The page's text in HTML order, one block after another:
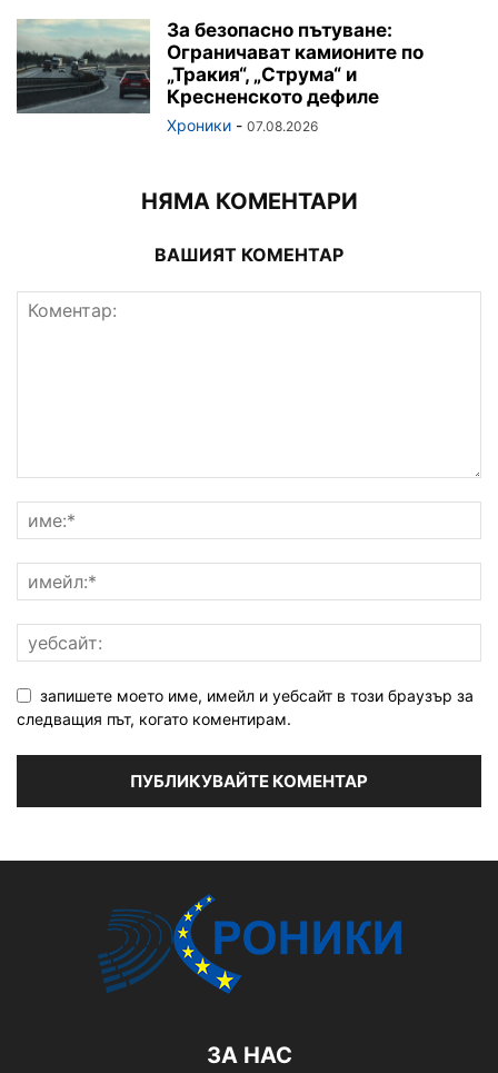
За безопасно пътуване:
Ограничават камионите по
„Тракия“, „Струма“ и
Кресненското дефиле
Хроники - 07.08.2026
НЯМА КОМЕНТАРИ
ВАШИЯТ КОМЕНТАР
запишете моето име, имейл и уебсайт в този браузър за
следващия път, когато коментирам.
ЗА НАС